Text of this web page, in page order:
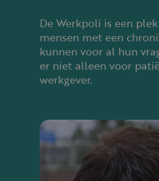
De Werkpoli is een
mensen met een
kunnen voor al hun
er niet alleen voor
werkgever.